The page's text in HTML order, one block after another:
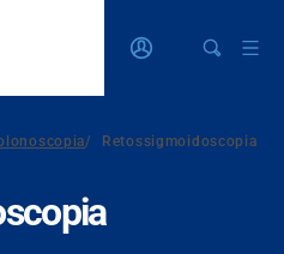
/ Retossigmoidoscopia